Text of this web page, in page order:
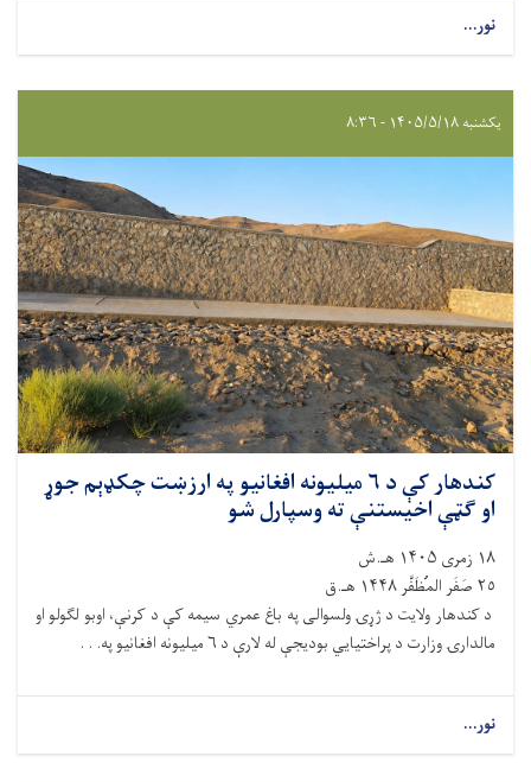
نور...
یکشنبه ۱۴۰۵/۵/۱۸ - ۸:۳۶
کندهار کې د ۶ میلیونه افغانیو په ارزښت چکډېم جوړ
او ګټې اخیستنې ته وسپارل شو
١٨ زمری ۱۴۰۵ هـ.ش
٢٥ صَفَر المُظَفَّر ۱۴۴۸ هـ.ق
د کندهار ولایت د ژړۍ ولسوالی په باغ عمري سیمه کې د کرنې، اوبو لګولو او
مالدارۍ وزارت د پراختیايي بودیجې له لارې د ۶ میلیونه افغانیو په. . .
نور...